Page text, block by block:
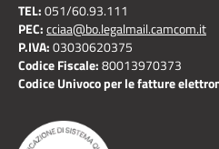
TEL:051/60.93.111
PEC:cciaa@bo.legalmail.camcom.it
P.IVA:03030620375
Codice Fiscale:80013970373
Codice Univoco per le fatture